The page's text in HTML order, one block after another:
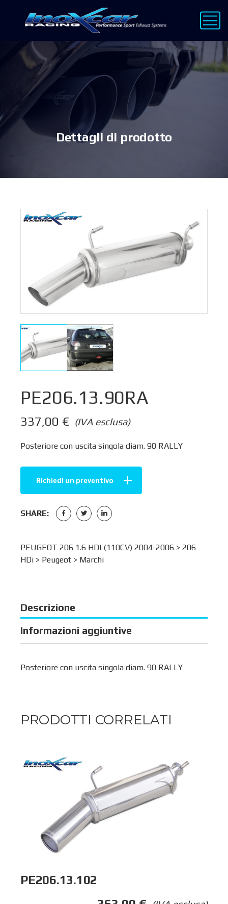
Dettagli di prodotto
PE206.13.90RA
(IVA esclusa)
337,00 €
Posteriore con uscita singola diam. 90 RALLY
Richiedi un preventivo
SHARE:
PEUGEOT 206 1.6 HDI (110CV) 2004-2006 > 206
HDi > Peugeot > Marchi
Descrizione
Informazioni aggiuntive
Posteriore con uscita singola diam. 90 RALLY
PRODOTTI CORRELATI
PE206.13.102